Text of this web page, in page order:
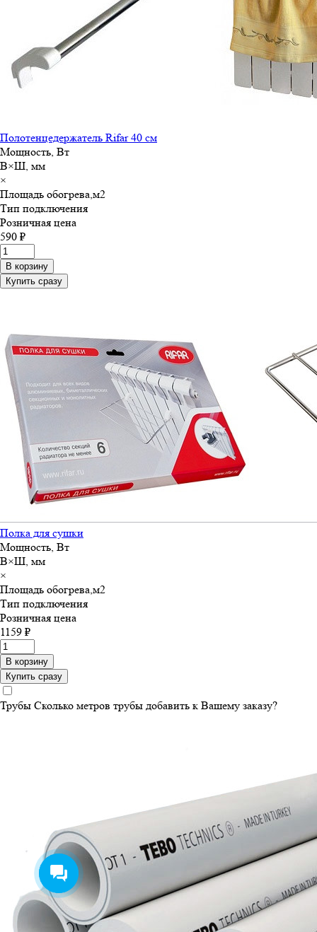
Полотенцедержатель Rifar 40 см
Мощность, Вт
В×Ш, мм
×
Площадь обогрева,м2
Тип подключения
Розничная цена
590 ₽
В корзину
Купить сразу
Полка для сушки
Мощность, Вт
В×Ш, мм
×
Площадь обогрева,м2
Тип подключения
Розничная цена
1159 ₽
В корзину
Купить сразу
Трубы Сколько метров трубы добавить к Вашему заказу?